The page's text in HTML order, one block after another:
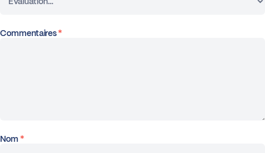
Commentaires*
Nom*